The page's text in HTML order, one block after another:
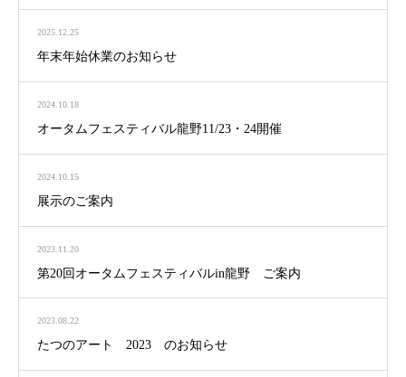
2025.12.25
年末年始休業のお知らせ
2024.10.18
オータムフェスティバル龍野11/23・24開催
2024.10.15
展示のご案内
2023.11.20
第20回オータムフェスティバルin龍野 ご案内
2023.08.22
たつのアート 2023 のお知らせ